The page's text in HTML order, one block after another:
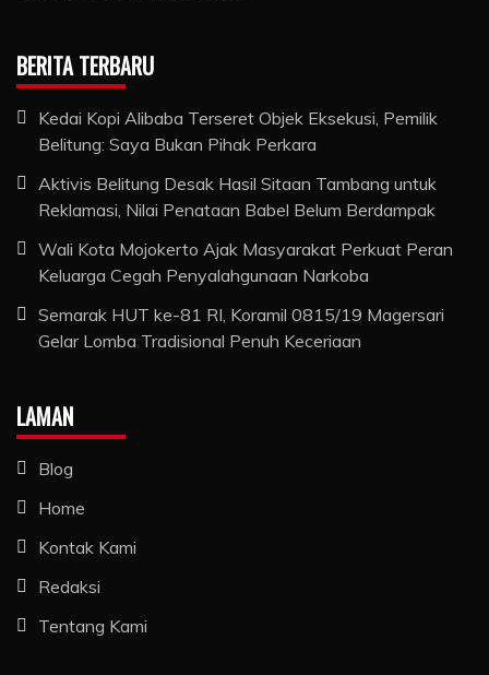
BERITA TERBARU
Kedai Kopi Alibaba Terseret Objek Eksekusi, Pemilik
Belitung: Saya Bukan Pihak Perkara
Aktivis Belitung Desak Hasil Sitaan Tambang untuk
Reklamasi, Nilai Penataan Babel Belum Berdampak
Wali Kota Mojokerto Ajak Masyarakat Perkuat Peran
Keluarga Cegah Penyalahgunaan Narkoba
Semarak HUT ke-81 RI, Koramil 0815/19 Magersari
Gelar Lomba Tradisional Penuh Keceriaan
LAMAN
Blog
Home
Kontak Kami
Redaksi
Tentang Kami